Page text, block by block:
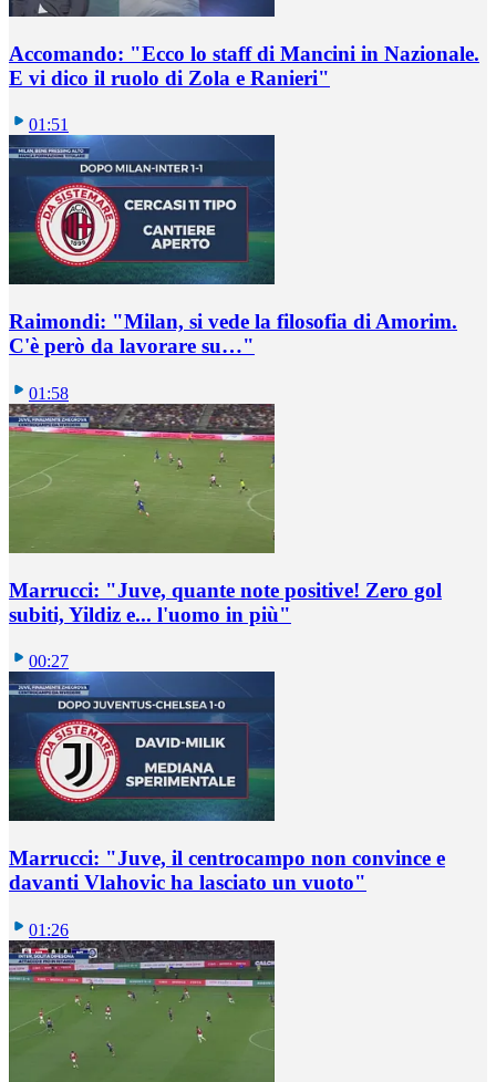
Accomando: "Ecco lo staff di Mancini in Nazionale.
E vi dico il ruolo di Zola e Ranieri"
01:51
Raimondi: "Milan, si vede la filosofia di Amorim.
C'è però da lavorare su…"
01:58
Marrucci: "Juve, quante note positive! Zero gol
subiti, Yildiz e... l'uomo in più"
00:27
Marrucci: "Juve, il centrocampo non convince e
davanti Vlahovic ha lasciato un vuoto"
01:26